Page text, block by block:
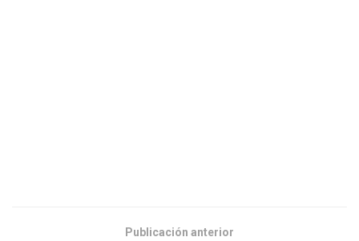
Publicación anterior